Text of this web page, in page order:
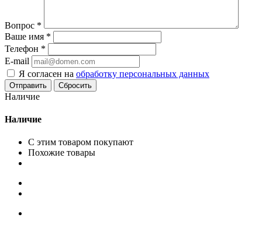
Вопрос *
Ваше имя *
Телефон *
E-mail
Я согласен на обработку персональных данных
Сбросить
Наличие
Наличие
С этим товаром покупают
Похожие товары